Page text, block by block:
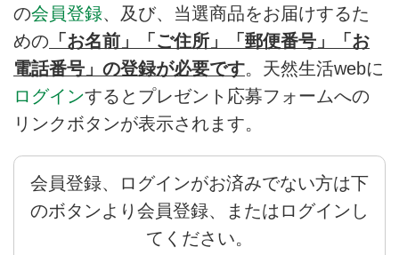
の会員登録、及び、当選商品をお届けするた
めの 「お名前」「ご住所」「郵便番号」「お
電話番号」の登録が必要です。天然生活webに
ログインするとプレゼント応募フォームへの
リンクボタンが表示されます。
会員登録、ログインがお済みでない方は下
のボタンより会員登録、またはログインし
てください。